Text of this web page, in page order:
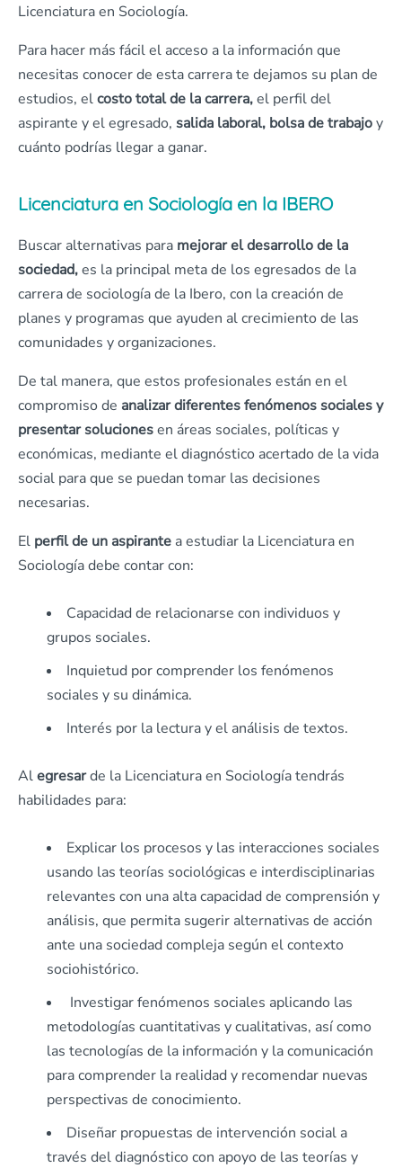
Licenciatura en Sociología.
Para hacer más fácil el acceso a la información que
necesitas conocer de esta carrera te dejamos su plan de
estudios, elcosto total de la carrera,el perfil del
aspirante y el egresado, salida laboral, bolsa de trabajoy
cuánto podrías llegar a ganar.
Licenciatura en Sociología en la IBERO
Buscar alternativas para mejorar el desarrollo de la
sociedad,es la principal meta de los egresados de la
carrera de sociología de la Ibero, con la creación de
planes y programas que ayuden al crecimiento de las
comunidades y organizaciones.
De tal manera, que estos profesionales están en el
compromiso de analizar diferentes fenómenos sociales y
presentar solucionesen áreas sociales, políticas y
económicas, mediante el diagnóstico acertado de la vida
social para que se puedan tomar las decisiones
necesarias.
El perfil de un aspirante a estudiar la Licenciatura en
Sociología debe contar con:
Capacidad de relacionarse con individuos y
grupos sociales.
Inquietud por comprender los fenómenos
sociales y su dinámica.
Interés por la lectura y el análisis de textos.
Alegresarde la Licenciatura en Sociología tendrás
habilidades para:
Explicar los procesos y las interacciones sociales
usando las teorías sociológicas e interdisciplinarias
relevantes con una alta capacidad de comprensión y
análisis, que permita sugerir alternativas de acción
ante una sociedad compleja según el contexto
sociohistórico.
Investigar fenómenos sociales aplicando las
metodologías cuantitativas y cualitativas, así como
las tecnologías de la información y la comunicación
para comprender la realidad y recomendar nuevas
perspectivas de conocimiento.
Diseñar propuestas de intervención social a
través del diagnóstico con apoyo de las teorías y